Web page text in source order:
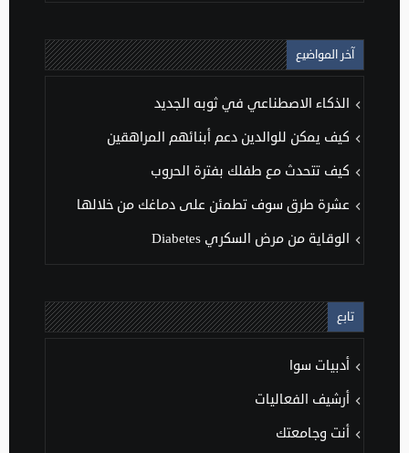
آخر المواضيع
الذكاء الاصطناعي في ثوبه الجديد
كيف يمكن للوالدين دعم أبنائهم المراهقين
كيف تتحدث مع طفلك بفترة الحروب
عشرة طرق سوف تطمئن على دماغك من خلالها
الوقاية من مرض السكري Diabetes
تابع
أدبيات سوا
أرشيف الفعاليات
أنت وجامعتك